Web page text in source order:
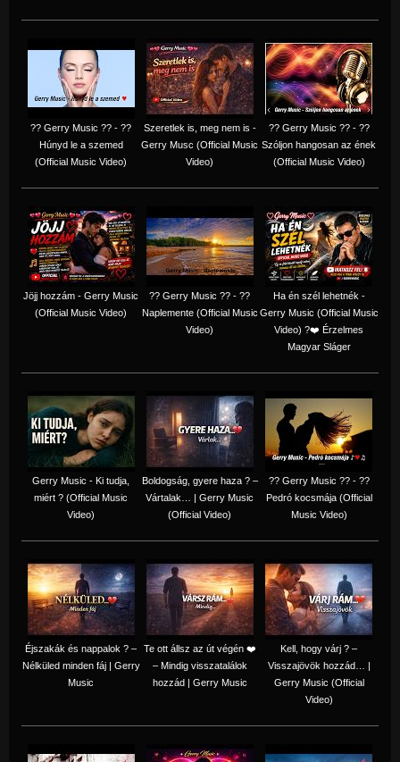
?? Gerry Music ?? - ??
Húnyd le a szemed
(Official Music Video)
Szeretlek is, meg nem is -
Gerry Musc (Official Music
Video)
?? Gerry Music ?? - ??
Szóljon hangosan az ének
(Official Music Video)
Jöjj hozzám - Gerry Music
(Official Music Video)
?? Gerry Music ?? - ??
Naplemente (Official Music
Video)
Ha én szél lehetnék -
Gerry Music (Official Music
Video) ?️❤️ Érzelmes
Magyar Sláger
Gerry Music - Ki tudja,
miért ? (Official Music
Video)
Boldogság, gyere haza ? –
Vártalak… | Gerry Music
(Official Video)
?? Gerry Music ?? - ??
Pedró kocsmája (Official
Music Video)
Éjszakák és nappalok ? –
Nélküled minden fáj | Gerry
Music
Te ott állsz az út végén ❤️
– Mindig visszatalálok
hozzád | Gerry Music
Kell, hogy várj ? –
Visszajövök hozzád… |
Gerry Music (Official
Video)